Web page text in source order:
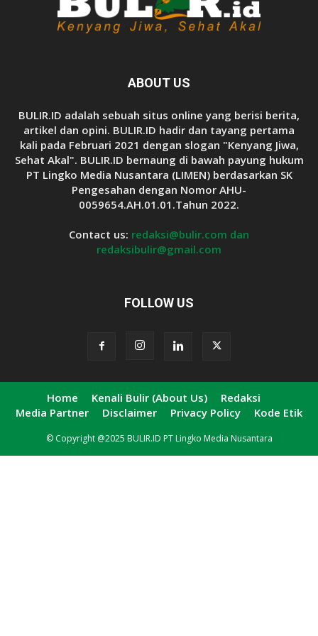
ABOUT US
BULIR.ID adalah sebuah situs online yang berisi berita,
artikel dan opini. BULIR.ID hadir dan tayang pertama
kali pada Februari 2021 dengan slogan "Kenyang Jiwa,
Sehat Akal". BULIR.ID bernaung di bawah payung hukum
PT Lingko Media Nusantara (LIMEN) berdasarkan SK
Pengesahan dengan Nomor AHU-
0059654.AH.01.01.Tahun 2022.
Contact us: redaksi@bulir.com dan
redaksibulir@gmail.com
FOLLOW US
Home Kenali Bulir (About Us)
Redaksi
Media Partner
Disclaimer Privacy Policy Kode Etik
© Copyright @2025 BULIR.ID PT Lingko Media Nusantara